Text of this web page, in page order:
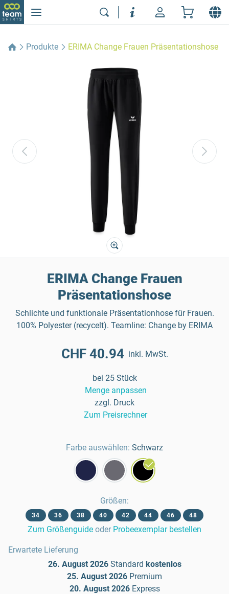
Produkte ERIMA Change Frauen Präsentationshose
ERIMA Change Frauen
Präsentationshose
Schlichte und funktionale Präsentationhose für Frauen.
100% Polyester (recycelt). Teamline: Change by ERIMA
CHF 40.94 inkl. MwSt.
bei 25 Stück
Menge anpassen
zzgl. Druck
Zum Preisrechner
Farbe auswählen: Schwarz
Größen:
34 36 38 40 42 44 46 48
Zum Größenguide oder Probeexemplar bestellen
Erwartete Lieferung
26. August 2026 Standard kostenlos
25. August 2026 Premium
20. August 2026 Express